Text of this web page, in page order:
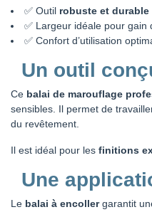
✅ Outil robuste et durable
✅ Largeur idéale pour gain
✅ Confort d’utilisation
Un outil
Ce balai de marouflage
sensibles. Il permet de
du revêtement.
Il est idéal pour les finitions
Une
Le balai à encollergarantit